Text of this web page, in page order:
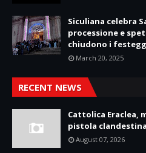
Siculiana celebra
processione e
chiudono i
March 20, 2025
RECENT NEWS
Cattolica Eraclea,
pistola
August 07, 2026